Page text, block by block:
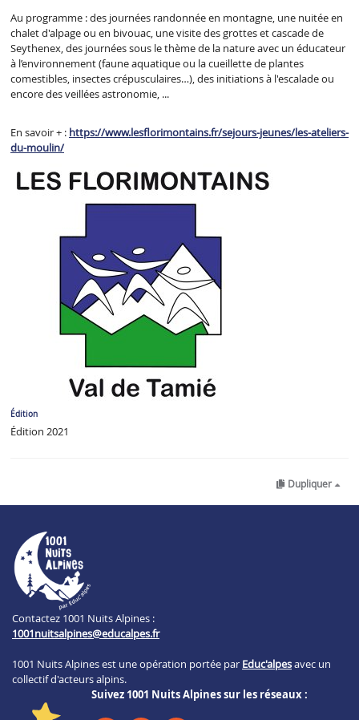
Au programme : des journées randonnée en montagne, une nuitée en
chalet d'alpage ou en bivouac, une visite des grottes et cascade de
Seythenex, des journées sous le thème de la nature avec un éducateur
à l’environnement (faune aquatique ou la cueillette de plantes
comestibles, insectes crépusculaires…), des initiations à l'escalade ou
encore des veillées astronomie, ...
En savoir + : https://www.lesflorimontains.fr/sejours-jeunes/les-ateliers-
du-moulin/
Édition
Édition 2021
Dupliquer
Contactez 1001 Nuits Alpines :
1001nuitsalpines@educalpes.fr
1001 Nuits Alpines est une opération portée par Educ'alpesavec un
collectif d'acteurs alpins.
Suivez 1001 Nuits Alpines sur les réseaux :